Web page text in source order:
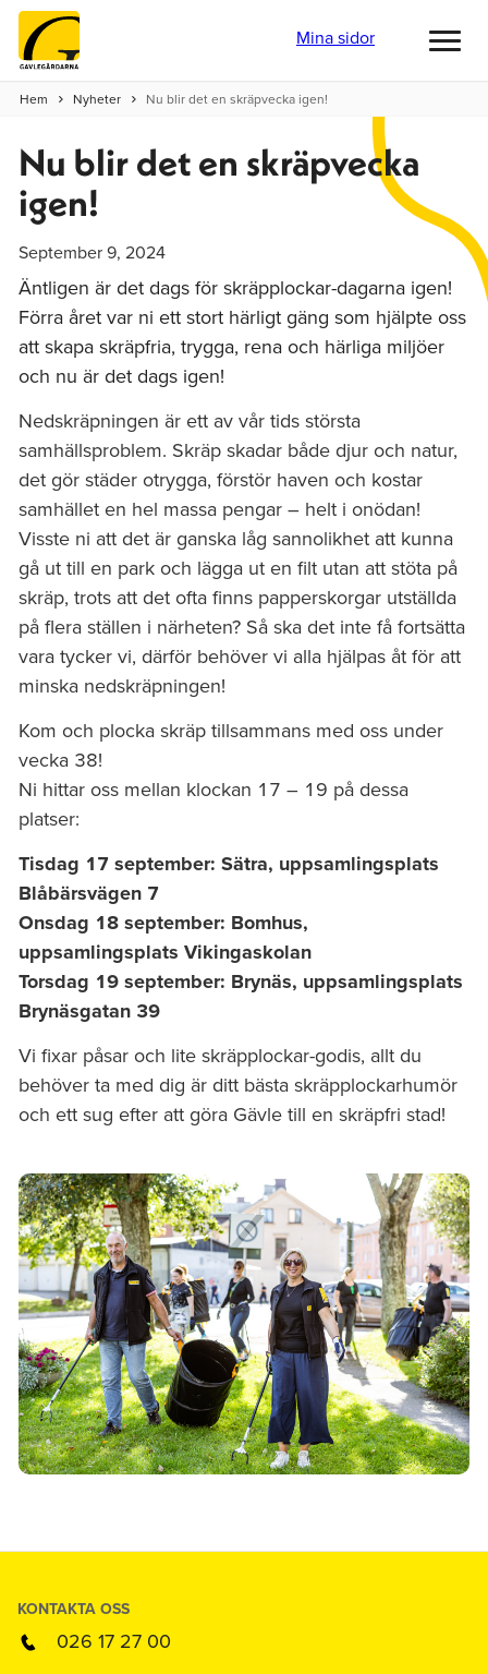
Mina sidor
Hem Nyheter Nu blir det en skräpvecka igen!
Nu blir det en skräpvecka
igen!
September 9, 2024
Äntligen är det dags för skräpplockar-dagarna igen!
Förra året var ni ett stort härligt gäng som hjälpte oss
att skapa skräpfria, trygga, rena och härliga miljöer
och nu är det dags igen!
Nedskräpningen är ett av vår tids största
samhällsproblem. Skräp skadar både djur och natur,
det gör städer otrygga, förstör haven och kostar
samhället en hel massa pengar – helt i onödan!
Visste ni att det är ganska låg sannolikhet att kunna
gå ut till en park och lägga ut en filt utan att stöta på
skräp, trots att det ofta finns papperskorgar utställda
på flera ställen i närheten? Så ska det inte få fortsätta
vara tycker vi, därför behöver vi alla hjälpas åt för att
minska nedskräpningen!
Kom och plocka skräp tillsammans med oss under
vecka 38!
Ni hittar oss mellan klockan 17 – 19 på dessa
platser:
Tisdag 17 september: Sätra, uppsamlingsplats
Blåbärsvägen 7
Onsdag 18 september: Bomhus,
uppsamlingsplats Vikingaskolan
Torsdag 19 september: Brynäs, uppsamlingsplats
Brynäsgatan 39
Vi fixar påsar och lite skräpplockar-godis, allt du
behöver ta med dig är ditt bästa skräpplockarhumör
och ett sug efter att göra Gävle till en skräpfri stad!
KONTAKTA OSS
026 17 27 00